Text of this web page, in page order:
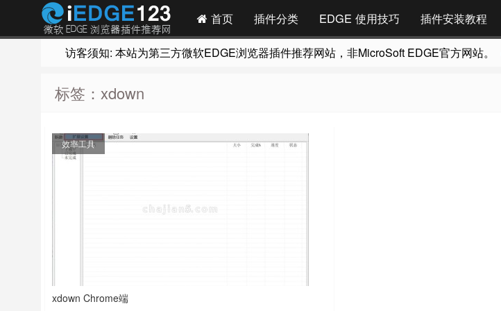
首页 插件分类 EDGE 使用技巧 插件安装教程
访客须知: 本站为第三方微软EDGE浏览器插件推荐网站，非MicroSoft EDGE官方网站。
标签：xdown
效率工具
xdown Chrome端